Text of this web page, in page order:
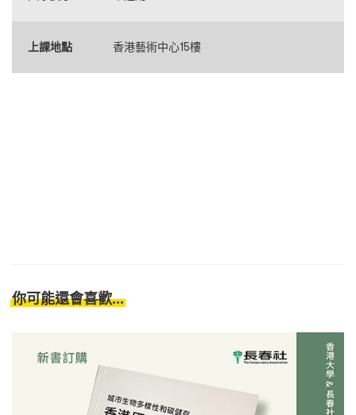
上課地點 香港藝術中心15樓
你可能還會喜歡...